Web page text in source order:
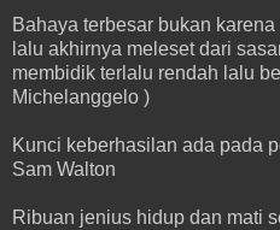
Bahaya terbesar bukan
lalu akhirnya meleset dari
membidik terlalu rendah lalu
Michelanggelo )
Kunci keberhasilan ada pada
Sam Walton
Ribuan jenius hidup dan mati